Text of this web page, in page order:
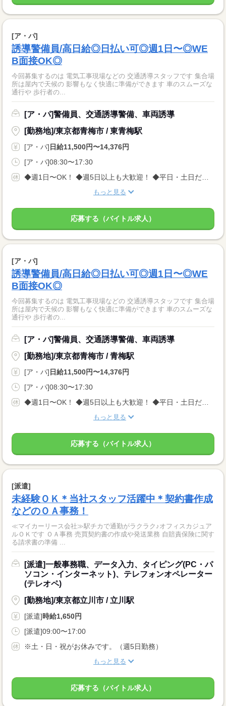
[ア・パ]
誘導警備員/高日給◎日払い可◎週1日〜◎WE
B面接OK◎
今回募集するのは 電気工事現場などの 交通誘導スタッフです 集合場
所は屋内で天候の 影響もなく快適に準備ができます 車のスムーズな
通行や 歩行者の...
[ア・パ]警備員、交通誘導警備、車両誘導
[勤務地]/東京都青梅市 / 東青梅駅
[ア・パ] 日給11,500円〜14,376円
[ア・パ]08:30〜17:30
もっと見る
応募する（バイトル求人）
[ア・パ]
誘導警備員/高日給◎日払い可◎週1日〜◎WE
B面接OK◎
今回募集するのは 電気工事現場などの 交通誘導スタッフです 集合場
所は屋内で天候の 影響もなく快適に準備ができます 車のスムーズな
通行や 歩行者の...
[ア・パ]警備員、交通誘導警備、車両誘導
[勤務地]/東京都青梅市 / 青梅駅
[ア・パ] 日給11,500円〜14,376円
[ア・パ]08:30〜17:30
もっと見る
応募する（バイトル求人）
[派遣]
未経験ＯＫ＊当社スタッフ活躍中＊契約書作成
などのＯＡ事務！
≪マイカーリース会社≫駅チカで通勤がラクラク♪オフィスカジュア
ルＯＫです ＯＡ事務 売買契約書の作成や発送業務 自賠責保険に関す
る請求書の準備 ...
[派遣]一般事務職、データ入力、タイピング(PC・パ
ソコン・インターネット)、テレフォンオペレーター
(テレオペ)
[勤務地]/東京都立川市 / 立川駅
[派遣]時給1,650円
[派遣]09:00〜17:00
※土・日・祝がお休みです。（週5日勤務）
もっと見る
応募する（バイトル求人）